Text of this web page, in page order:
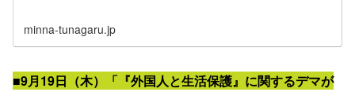
minna-tunagaru.jp
■9月19日（木）「『外国人と生活保護』に関するデマが